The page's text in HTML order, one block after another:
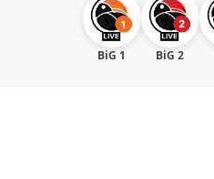
BiG 1 BiG 2